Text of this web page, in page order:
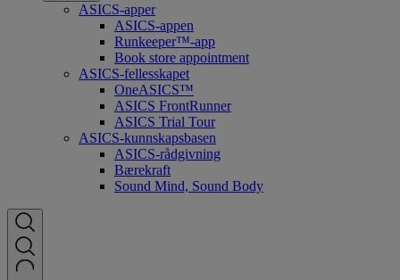
ASICS-apper
ASICS-appen
Runkeeper™-app
Book store appointment
ASICS-fellesskapet
OneASICS™
ASICS FrontRunner
ASICS Trial Tour
ASICS-kunnskapsbasen
ASICS-rådgivning
Bærekraft
Sound Mind, Sound Body